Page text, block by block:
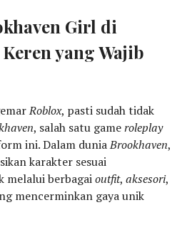
Girl di
yang Wajib
Roblox, pasti sudah tidak
, salah satu gameroleplay
ini. Dalam duniaBrookhaven,
karakter sesuai
melalui berbagaioutfit,aksesori,
mencerminkan gaya unik